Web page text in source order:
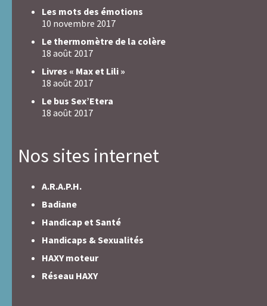
Les mots des émotions
10 novembre 2017
Le thermomètre de la colère
18 août 2017
Livres « Max et Lili »
18 août 2017
Le bus Sex’Etera
18 août 2017
Nos sites internet
A.R.A.P.H.
Badiane
Handicap et Santé
Handicaps & Sexualités
HAXY moteur
Réseau HAXY